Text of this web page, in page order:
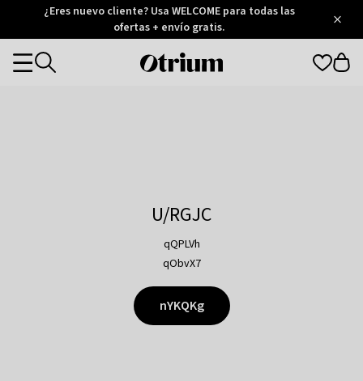
Otrium
Trustpilot
¿Eres nuevo cliente? Usa WELCOME para todas las
ofertas + envío gratis.
Otrium
Categories
U/RGJC
qQPLVh
qObvX7
nYKQKg